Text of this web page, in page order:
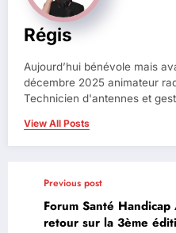
Régis
Aujourd’hui bénévole mais
décembre 2025 animateur
Technicien d'antennes et
View All Posts
Previous post
Forum Santé
retour sur la 3ème